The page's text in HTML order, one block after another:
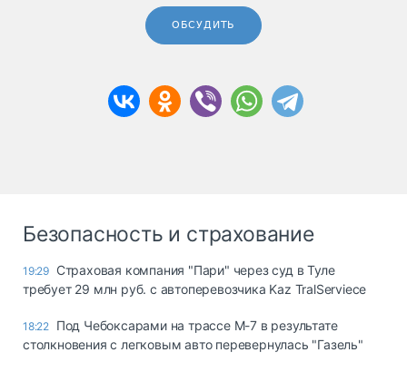
ОБСУДИТЬ
Безопасность и страхование
19:29 Страховая компания "Пари" через суд в Туле
требует 29 млн руб. с автоперевозчика Kaz TralServiece
18:22 Под Чебоксарами на трассе М-7 в результате
столкновения с легковым авто перевернулась "Газель"